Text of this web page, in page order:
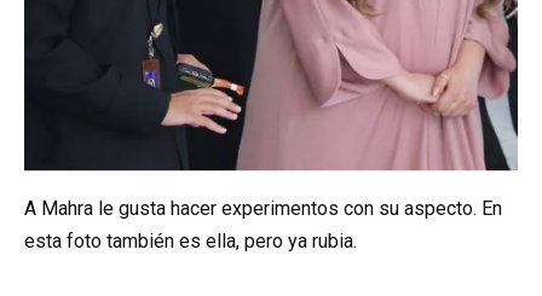
A Mahra le gusta hacer experimentos con su aspecto. En
esta foto también es ella, pero ya rubia.